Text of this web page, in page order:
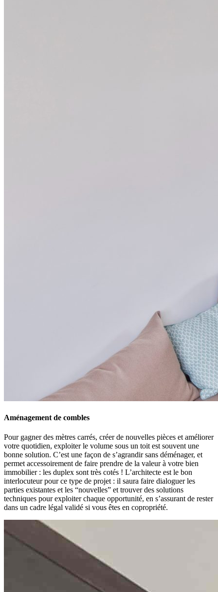
Aménagement de combles
Pour gagner des mètres carrés, créer de nouvelles pièces et améliorer
votre quotidien, exploiter le volume sous un toit est souvent une
bonne solution. C’est une façon de s’agrandir sans déménager, et
permet accessoirement de faire prendre de la valeur à votre bien
immobilier : les duplex sont très cotés ! L’architecte est le bon
interlocuteur pour ce type de projet : il saura faire dialoguer les
parties existantes et les “nouvelles” et trouver des solutions
techniques pour exploiter chaque opportunité, en s’assurant de rester
dans un cadre légal validé si vous êtes en copropriété.